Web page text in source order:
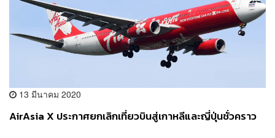
13 มีนาคม 2020
AirAsia X ประกาศยกเลิกเที่ยวบินสู่เกาหลีและญี่ปุ่นชั่วคราว